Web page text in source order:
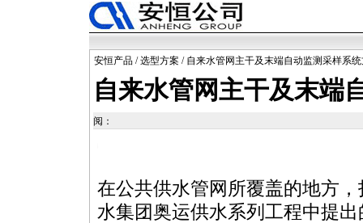
安恒产品 /选型方案 / 自来水管网主干及末端自动监测采样系
自来水管网主干及末端
阅：
在公共供水管网所覆盖的地方
水集团奥运供水系列工程中提